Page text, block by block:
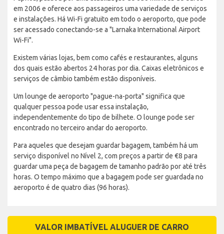
em 2006 e oferece aos passageiros uma variedade de serviços
e instalações. Há Wi-Fi gratuito em todo o aeroporto, que pode
ser acessado conectando-se a "Larnaka International Airport
Wi-Fi".
Existem várias lojas, bem como cafés e restaurantes, alguns
dos quais estão abertos 24 horas por dia. Caixas eletrônicos e
serviços de câmbio também estão disponíveis.
Um lounge de aeroporto "pague-na-porta" significa que
qualquer pessoa pode usar essa instalação,
independentemente do tipo de bilhete. O lounge pode ser
encontrado no terceiro andar do aeroporto.
Para aqueles que desejam guardar bagagem, também há um
serviço disponível no Nível 2, com preços a partir de €8 para
guardar uma peça de bagagem de tamanho padrão por até três
horas. O tempo máximo que a bagagem pode ser guardada no
aeroporto é de quatro dias (96 horas).
VALOR IMBATÍVEL ALUGUER DE CARRO